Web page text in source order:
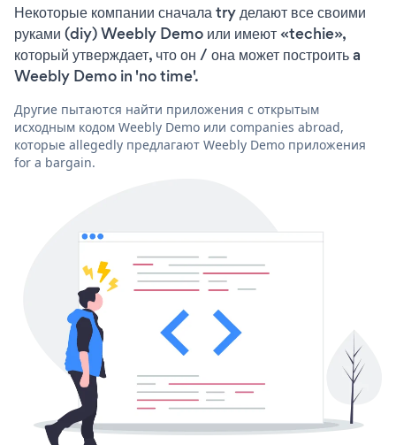
Некоторые компании сначала try делают все своими
руками (diy) Weebly Demo или имеют «techie»,
который утверждает, что он / она может построить a
Weebly Demo in 'no time'.
Другие пытаются найти приложения с открытым
исходным кодом Weebly Demo или companies abroad,
которые allegedly предлагают Weebly Demo приложения
for a bargain.